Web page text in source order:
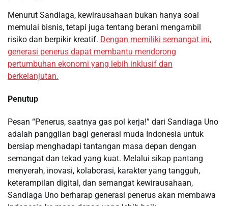
Menurut Sandiaga, kewirausahaan bukan hanya soal
memulai bisnis, tetapi juga tentang berani mengambil
risiko dan berpikir kreatif. Dengan memiliki semangat ini,
generasi penerus dapat membantu mendorong
pertumbuhan ekonomi yang lebih inklusif dan
berkelanjutan.
Penutup
Pesan “Penerus, saatnya gas pol kerja!” dari Sandiaga Uno
adalah panggilan bagi generasi muda Indonesia untuk
bersiap menghadapi tantangan masa depan dengan
semangat dan tekad yang kuat. Melalui sikap pantang
menyerah, inovasi, kolaborasi, karakter yang tangguh,
keterampilan digital, dan semangat kewirausahaan,
Sandiaga Uno berharap generasi penerus akan membawa